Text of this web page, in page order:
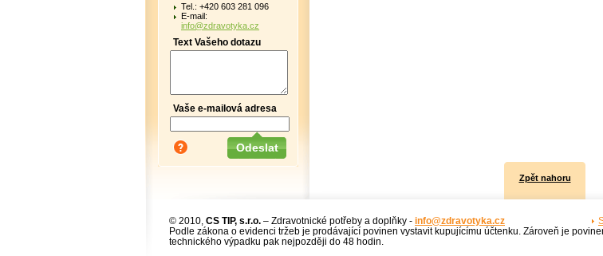
Tel.: +420 603 281 096
E-mail:
info@zdravotyka.cz
Text Vašeho dotazu
Vaše e-mailová adresa
Zpět nahoru
© 2010, CS TIP, s.r.o. – Zdravotnické potřeby a doplňky - info@zdravotyka.cz
Podle zákona o evidenci tržeb je prodávající povinen vystavit kupujícímu účtenku. Zároveň je
technického výpadku pak nejpozději do 48 hodin.